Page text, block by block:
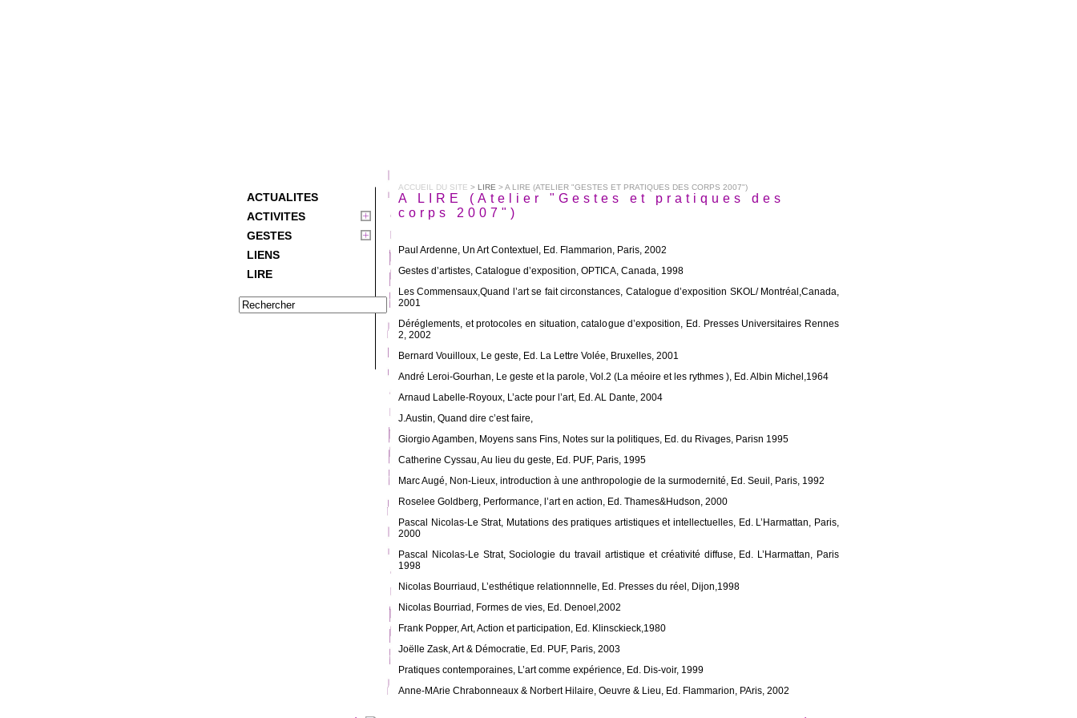
ACTUALITES
ACTIVITES
GESTES
LIENS
LIRE
ACCUEIL DU SITE > LIRE > A LIRE (ATELIER "GESTES ET PRATIQUES DES CORPS 2007")
A LIRE (Atelier "Gestes et pratiques des
corps 2007")
Paul Ardenne, Un Art Contextuel, Ed. Flammarion, Paris, 2002
Gestes d’artistes, Catalogue d’exposition, OPTICA, Canada, 1998
Les Commensaux,Quand l’art se fait circonstances, Catalogue d’exposition SKOL/ Montréal,Canada,
2001
Déréglements, et protocoles en situation, catalogue d’exposition, Ed. Presses Universitaires Rennes
2, 2002
Bernard Vouilloux, Le geste, Ed. La Lettre Volée, Bruxelles, 2001
André Leroi-Gourhan, Le geste et la parole, Vol.2 (La méoire et les rythmes ), Ed. Albin Michel,1964
Arnaud Labelle-Royoux, L’acte pour l’art, Ed. AL Dante, 2004
J.Austin, Quand dire c’est faire,
Giorgio Agamben, Moyens sans Fins, Notes sur la politiques, Ed. du Rivages, Parisn 1995
Catherine Cyssau, Au lieu du geste, Ed. PUF, Paris, 1995
Marc Augé, Non-Lieux, introduction à une anthropologie de la surmodernité, Ed. Seuil, Paris, 1992
Roselee Goldberg, Performance, l’art en action, Ed. Thames&Hudson, 2000
Pascal Nicolas-Le Strat, Mutations des pratiques artistiques et intellectuelles, Ed. L’Harmattan, Paris,
2000
Pascal Nicolas-Le Strat, Sociologie du travail artistique et créativité diffuse, Ed. L’Harmattan, Paris
1998
Nicolas Bourriaud, L’esthétique relationnnelle, Ed. Presses du réel, Dijon,1998
Nicolas Bourriad, Formes de vies, Ed. Denoel,2002
Frank Popper, Art, Action et participation, Ed. Klinsckieck,1980
Joëlle Zask, Art & Démocratie, Ed. PUF, Paris, 2003
Pratiques contemporaines, L’art comme expérience, Ed. Dis-voir, 1999
Anne-MArie Chrabonneaux & Norbert Hilaire, Oeuvre & Lieu, Ed. Flammarion, PAris, 2002